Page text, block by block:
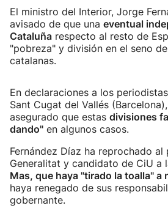
El ministro del Interior, Jorge
avisado de que una eventual
Cataluña respecto al resto de
"pobreza" y división en el seno
catalanas.
En declaraciones a los
Sant Cugat del Vallés
asegurado que estas divisiones
dando" en algunos casos.
Fernández Díaz ha reprochado al
Generalitat y candidato de CiU a
Mas, que haya "tirado la toalla" a
haya renegado de sus
gobernante.